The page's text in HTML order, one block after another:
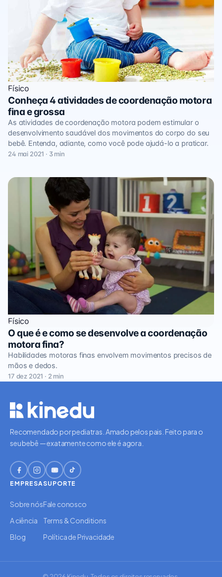
Físico
Conheça 4 atividades de coordenação motora
fina e grossa
As atividades de coordenação motora podem estimular o
desenvolvimento saudável dos movimentos do corpo do seu
bebê. Entenda, adiante, como você pode ajudá-lo a praticar.
24 mai 2021 · 3 min
Físico
O que é e como se desenvolve a coordenação
motora fina?
Habilidades motoras finas envolvem movimentos precisos de
mãos e dedos.
17 dez 2021 · 2 min
Recomendado por pediatras. Amado pelos pais. Feito para o
seu bebê — exatamente como ele é agora.
EMPRESA
Sobre nós
A ciência
Blog
SUPORTE
Fale conosco
Terms & Conditions
Política de Privacidade